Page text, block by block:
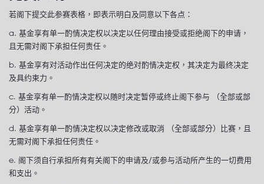
若阁下提交此参赛表格，即表示明白及同意以下各点：
a. 基金享有单一酌情决定权以决定以任何理由接受或拒绝阁下的申请，
且无需对阁下承担任何责任。
b. 基金享有对活动作出任何决定的绝对酌情决定权，其决定为最终决定
及具约束力。
c. 基金享有单一酌情决定权以随时决定暂停或终止阁下参与 （全部或部
分）活动。
d. 基金享有单一酌情决定权以决定修改或取消 （全部或部分）比赛，且
无需对阁下承担任何责任。
e. 阁下须自行承担所有有关阁下的申请及/或参与活动所产生的一切费用
和支出。